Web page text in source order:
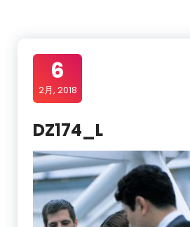
6
2月, 2018
DZ174_L